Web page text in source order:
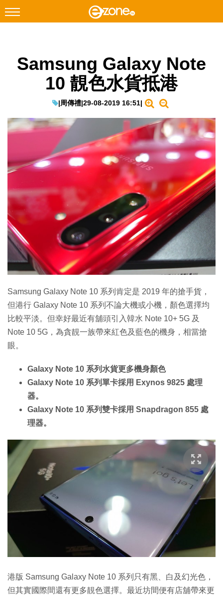
Facebook Instagram
遊戲動漫
EduTech
生成式AI與雲端應用
Enterprise Digital Transformation
特集
Samsung Galaxy Note
10 靚色水貨抵港
|周傳禮|29-08-2019 16:51|
Samsung Galaxy Note 10 系列肯定是 2019 年的搶手貨，
但港行 Galaxy Note 10 系列不論大機或小機，顏色選擇均
比較平淡。但幸好最近有舖頭引入韓水 Note 10+ 5G 及
Note 10 5G，為貪靚一族帶來紅色及藍色的機身，相當搶
眼。
Galaxy Note 10 系列水貨更多機身顏色
Galaxy Note 10 系列單卡採用 Exynos 9825 處理
器。
Galaxy Note 10 系列雙卡採用 Snapdragon 855 處
理器。
港版 Samsung Galaxy Note 10 系列只有黑、白及幻光色，
但其實國際間還有更多靚色選擇。最近坊間便有店舖帶來更